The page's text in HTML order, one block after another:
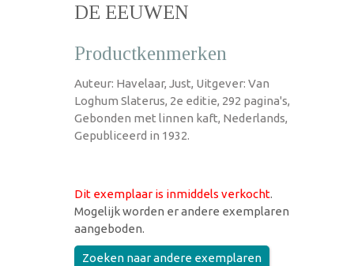
DE EEUWEN
Productkenmerken
Auteur: Havelaar, Just, Uitgever: Van
Loghum Slaterus, 2e editie, 292 pagina's,
Gebonden met linnen kaft, Nederlands,
Gepubliceerd in 1932.
Dit exemplaar is inmiddels verkocht.
Mogelijk worden er andere exemplaren
aangeboden.
Zoeken naar andere exemplaren